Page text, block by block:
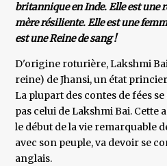
britannique en Inde. Elle est une
mère résiliente. Elle est une
est une Reine de sang !
D'origine roturière, Lakshmi
reine) de Jhansi, un état
La plupart des contes de fées
pas celui de Lakshmi Bai. Cette
le début de la vie remarquable
avec son peuple, va devoir se
anglais.